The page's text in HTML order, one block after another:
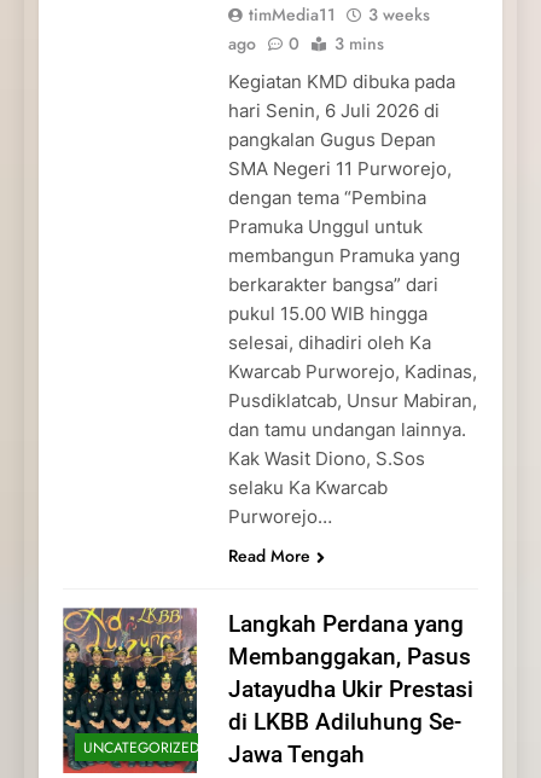
timMedia11
3 weeks
ago
0 3 mins
Kegiatan KMD dibuka pada
hari Senin, 6 Juli 2026 di
pangkalan Gugus Depan
SMA Negeri 11 Purworejo,
dengan tema “Pembina
Pramuka Unggul untuk
membangun Pramuka yang
berkarakter bangsa” dari
pukul 15.00 WIB hingga
selesai, dihadiri oleh Ka
Kwarcab Purworejo, Kadinas,
Pusdiklatcab, Unsur Mabiran,
dan tamu undangan lainnya.
Kak Wasit Diono, S.Sos
selaku Ka Kwarcab
Purworejo…
Read More
UNCATEGORIZED
Langkah Perdana yang
Membanggakan, Pasus
Jatayudha Ukir Prestasi
di LKBB Adiluhung Se-
Jawa Tengah